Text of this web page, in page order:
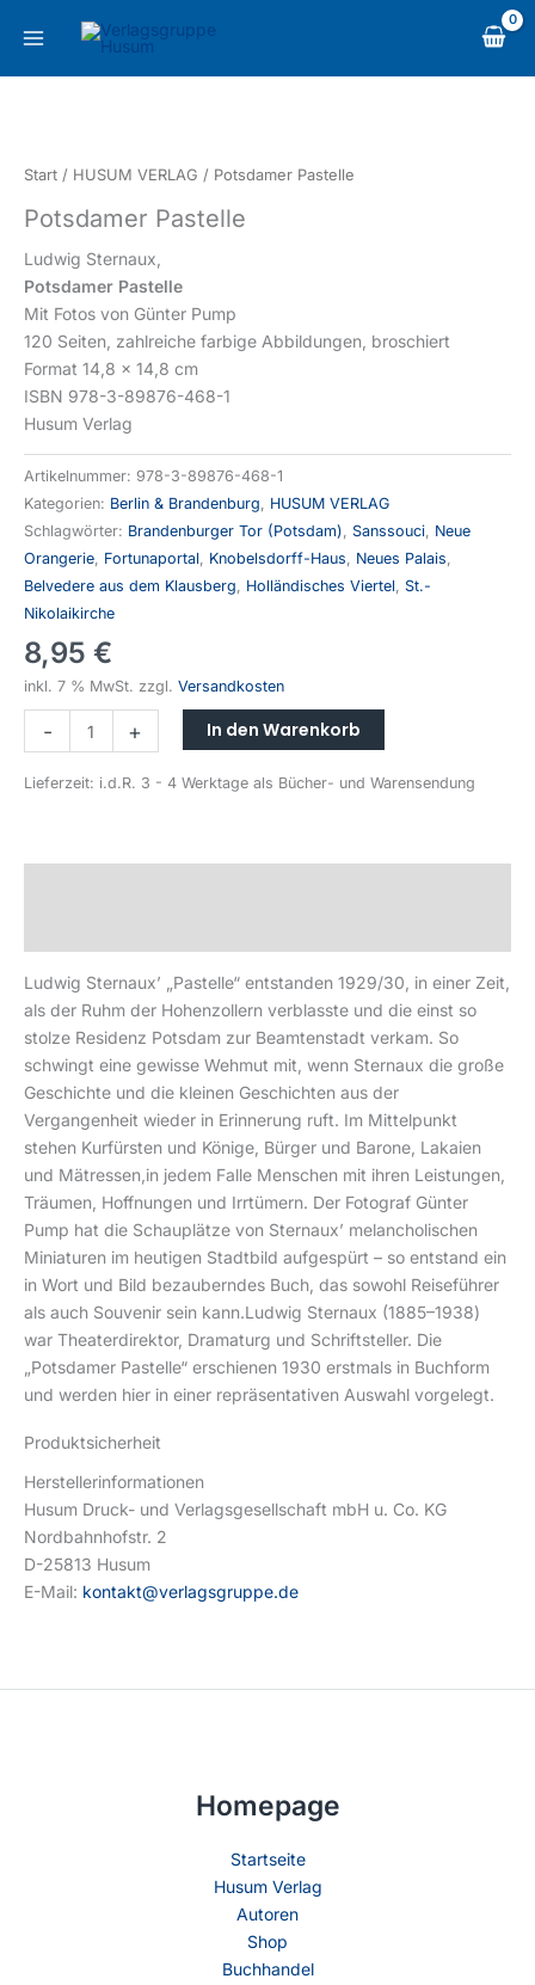
Inhalt
Start / HUSUM VERLAG / Potsdamer Pastelle
Potsdamer Pastelle
Ludwig Sternaux,
Potsdamer Pastelle
Mit Fotos von Günter Pump
120 Seiten, zahlreiche farbige Abbildungen, broschiert
Format 14,8 x 14,8 cm
ISBN 978-3-89876-468-1
Husum Verlag
Artikelnummer: 978-3-89876-468-1
Kategorien: Berlin & Brandenburg, HUSUM VERLAG
Schlagwörter: Brandenburger Tor (Potsdam), Sanssouci, Neue
Orangerie, Fortunaportal, Knobelsdorff-Haus, Neues Palais,
Belvedere aus dem Klausberg, Holländisches Viertel, St.-
Nikolaikirche
8,95 €
inkl. 7 % MwSt. zzgl. Versandkosten
-
Menge
+ In den Warenkorb
Lieferzeit: i.d.R. 3 - 4 Werktage als Bücher- und Warensendung
Ludwig Sternaux’ „Pastelle“ entstanden 1929/30, in einer Zeit,
als der Ruhm der Hohenzollern verblasste und die einst so
stolze Residenz Potsdam zur Beamtenstadt verkam. So
schwingt eine gewisse Wehmut mit, wenn Sternaux die große
Geschichte und die kleinen Geschichten aus der
Vergangenheit wieder in Erinnerung ruft. Im Mittelpunkt
stehen Kurfürsten und Könige, Bürger und Barone, Lakaien
und Mätressen,in jedem Falle Menschen mit ihren Leistungen,
Träumen, Hoffnungen und Irrtümern. Der Fotograf Günter
Pump hat die Schauplätze von Sternaux’ melancholischen
Miniaturen im heutigen Stadtbild aufgespürt – so entstand ein
in Wort und Bild bezauberndes Buch, das sowohl Reiseführer
als auch Souvenir sein kann.Ludwig Sternaux (1885–1938)
war Theaterdirektor, Dramaturg und Schriftsteller. Die
„Potsdamer Pastelle“ erschienen 1930 erstmals in Buchform
und werden hier in einer repräsentativen Auswahl vorgelegt.
Produktsicherheit
Herstellerinformationen
Husum Druck- und Verlagsgesellschaft mbH u. Co. KG
Nordbahnhofstr. 2
D-25813 Husum
E-Mail: kontakt@verlagsgruppe.de
Homepage
Startseite
Husum Verlag
Autoren
Shop
Buchhandel